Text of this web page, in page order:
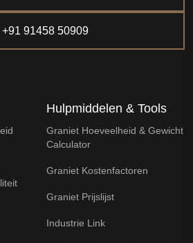
+91 91458 50909
Hulpmiddelen & Tools
Graniet Hoeveelheid & Gewicht
Calculator
Graniet Kostenfactoren
Graniet Prijslijst
Industrie Link